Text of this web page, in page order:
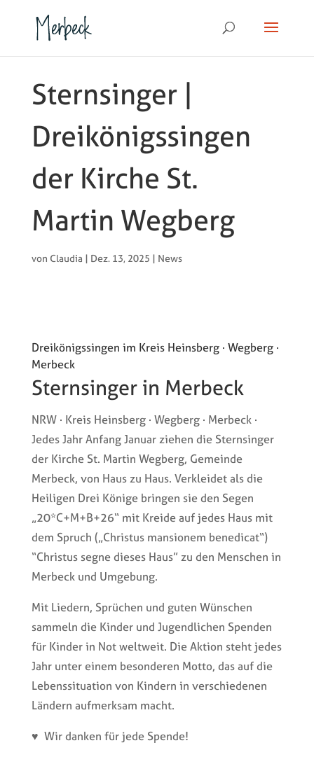
Sternsinger |
Dreikönigssingen
der Kirche St.
Martin Wegberg
von Claudia | Dez. 13, 2025 | News
Dreikönigssingen im Kreis Heinsberg · Wegberg ·
Merbeck
Sternsinger in Merbeck
NRW · Kreis Heinsberg · Wegberg · Merbeck ·
Jedes Jahr Anfang Januar ziehen die Sternsinger
der Kirche St. Martin Wegberg, Gemeinde
Merbeck, von Haus zu Haus. Verkleidet als die
Heiligen Drei Könige bringen sie den Segen
„20*C+M+B+26“ mit Kreide auf jedes Haus mit
dem Spruch („Christus mansionem benedicat“)
“Christus segne dieses Haus” zu den Menschen in
Merbeck und Umgebung.
Mit Liedern, Sprüchen und guten Wünschen
sammeln die Kinder und Jugendlichen Spenden
für Kinder in Not weltweit. Die Aktion steht jedes
Jahr unter einem besonderen Motto, das auf die
Lebenssituation von Kindern in verschiedenen
Ländern aufmerksam macht.
♥ Wir danken für jede Spende!